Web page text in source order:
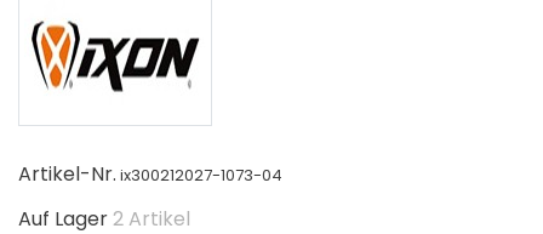
Artikel-Nr. ix300212027-1073-04
Auf Lager2 Artikel